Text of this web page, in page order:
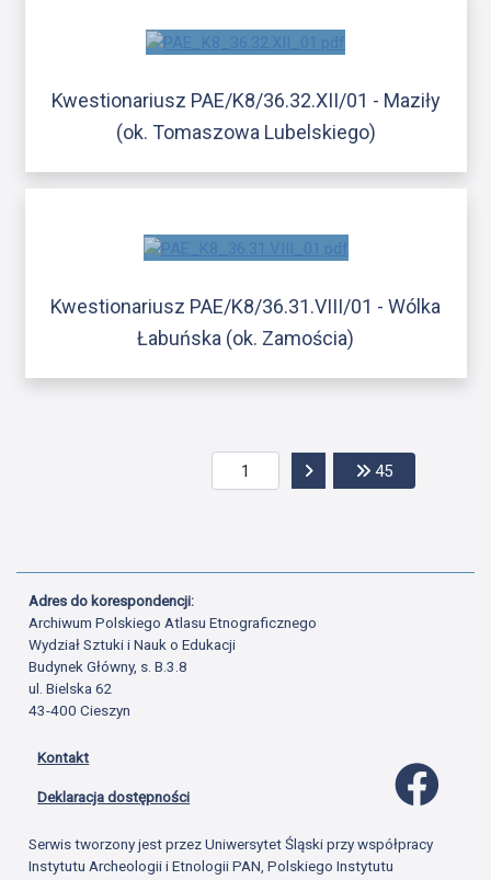
Kwestionariusz PAE/K8/36.32.XII/01 - Maziły
(ok. Tomaszowa Lubelskiego)
Kwestionariusz PAE/K8/36.31.VIII/01 - Wólka
Łabuńska (ok. Zamościa)
Przejdź do następnej
45Przejdź do
Adres do korespondencji:
Archiwum Polskiego Atlasu Etnograficznego
Wydział Sztuki i Nauk o Edukacji
Budynek Główny, s. B.3.8
ul. Bielska 62
43-400 Cieszyn
Kontakt
Deklaracja dostępności
Serwis tworzony jest przez Uniwersytet Śląski przy współpracy
Instytutu Archeologii i Etnologii PAN, Polskiego Instytutu